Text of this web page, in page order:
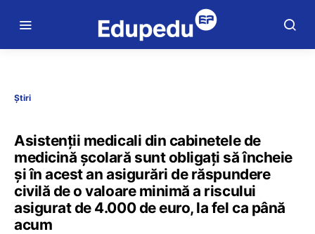
Știri
Asistenții medicali din cabinetele de
medicină școlară sunt obligați să încheie
și în acest an asigurări de răspundere
civilă de o valoare minimă a riscului
asigurat de 4.000 de euro, la fel ca până
acum